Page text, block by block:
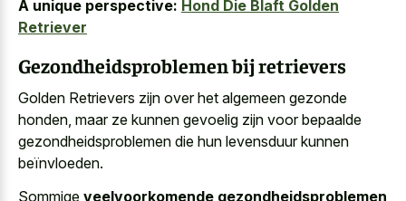
A unique perspective: Hond Die Blaft Golden
Retriever
Gezondheidsproblemen bij retrievers
Golden Retrievers zijn over het algemeen gezonde
honden, maar ze kunnen gevoelig zijn voor bepaalde
gezondheidsproblemen die hun levensduur kunnen
beïnvloeden.
Sommige veelvoorkomende gezondheidsproblemen